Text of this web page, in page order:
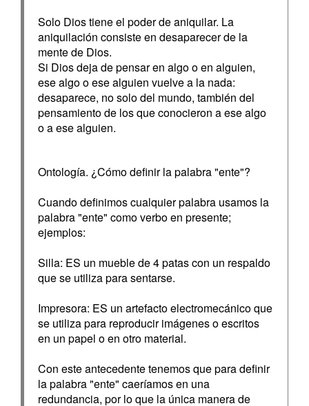
Solo Dios tiene el poder de aniquilar. La
aniquilación consiste en desaparecer de la
mente de Dios.
Si Dios deja de pensar en algo o en alguien,
ese algo o ese alguien vuelve a la nada:
desaparece, no solo del mundo, también del
pensamiento de los que conocieron a ese algo
o a ese alguien.
Ontología. ¿Cómo definir la palabra "ente"?
Cuando definimos cualquier palabra usamos la
palabra "ente" como verbo en presente;
ejemplos:
Silla: ES un mueble de 4 patas con un respaldo
que se utiliza para sentarse.
Impresora: ES un artefacto electromecánico que
se utiliza para reproducir imágenes o escritos
en un papel o en otro material.
Con este antecedente tenemos que para definir
la palabra "ente" caeríamos en una
redundancia, por lo que la única manera de